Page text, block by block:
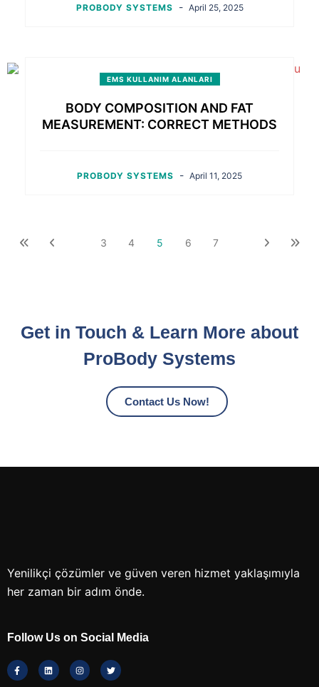
PROBODY SYSTEMS - April 25, 2025
EMS KULLANIM ALANLARI
BODY COMPOSITION AND FAT
MEASUREMENT: CORRECT METHODS
PROBODY SYSTEMS - April 11, 2025
3 4 5 6 7
Get in Touch & Learn More about
ProBody Systems
Contact Us Now!
Yenilikçi çözümler ve güven veren hizmet yaklaşımıyla
her zaman bir adım önde.
Follow Us on Social Media